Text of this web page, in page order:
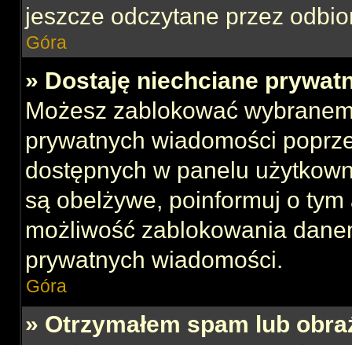
jeszcze odczytane przez
Góra
» Dostaję niechciane
Możesz zablokować
prywatnych wiadomości
dostępnych w panelu
są obelżywe, poinformuj o
możliwość zablokowania
prywatnych wiadomości.
Góra
» Otrzymałem spam lub